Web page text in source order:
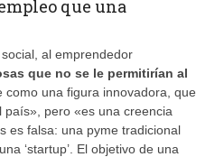
que una
al emprendedor
que no se le permitirían al
como una figura innovadora, que
pero «es una creencia
es falsa: una pyme tradicional
‘startup’. El objetivo de una